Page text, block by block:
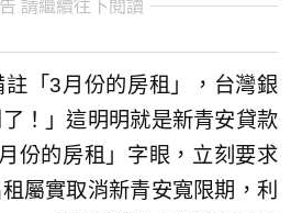
請繼續往下閱讀
「3月份的房租」，台灣銀
！」這明明就是新青安貸款
份的房租」字眼，立刻要求
屬實取消新青安寬限期，利